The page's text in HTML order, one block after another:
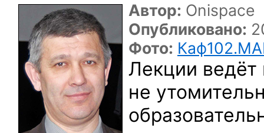
Автор: Onispace
Опубликовано:
Фото:
Лекции ведёт
не